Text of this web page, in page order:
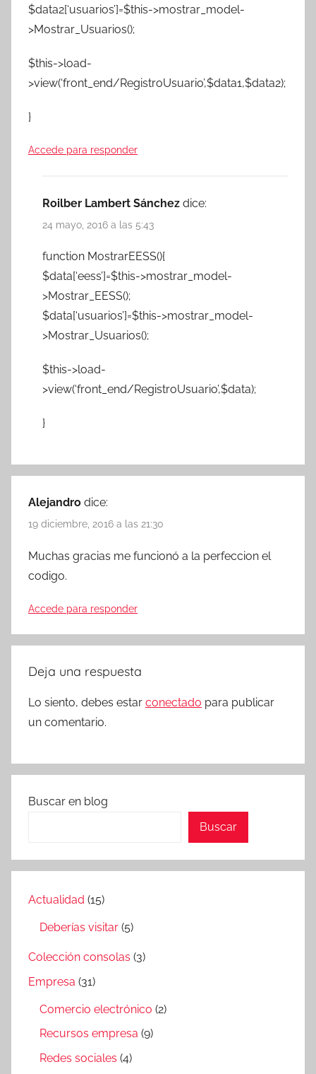
$data2[‘usuarios’]=$this->mostrar_model-
>Mostrar_Usuarios();
$this->load-
>view(‘front_end/RegistroUsuario’,$data1,$data2);
}
Accede para responder
Roilber Lambert Sánchez dice:
24 mayo, 2016 a las 5:43
function MostrarEESS(){
$data[‘eess’]=$this->mostrar_model-
>Mostrar_EESS();
$data[‘usuarios’]=$this->mostrar_model-
>Mostrar_Usuarios();
$this->load-
>view(‘front_end/RegistroUsuario’,$data);
}
Alejandro dice:
19 diciembre, 2016 a las 21:30
Muchas gracias me funcionó a la perfeccion el
codigo.
Accede para responder
Deja una respuesta
Lo siento, debes estar conectado para publicar
un comentario.
Buscar en blog
Buscar
Actualidad (15)
Deberías visitar (5)
Colección consolas (3)
Empresa (31)
Comercio electrónico (2)
Recursos empresa (9)
Redes sociales (4)